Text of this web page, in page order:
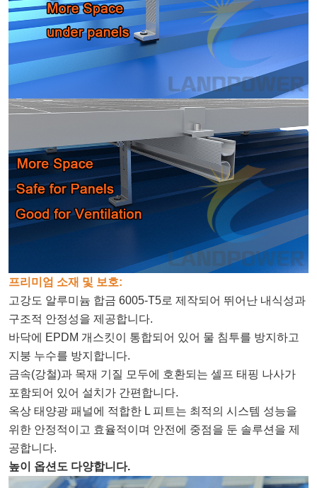
프리미엄 소재 및 보호:
고강도 알루미늄 합금 6005-T5로 제작되어 뛰어난 내식성과
구조적 안정성을 제공합니다.
바닥에 EPDM 개스킷이 통합되어 있어 물 침투를 방지하고
지붕 누수를 방지합니다.
금속(강철)과 목재 기질 모두에 호환되는 셀프 태핑 나사가
포함되어 있어 설치가 간편합니다.
옥상 태양광 패널에 적합한 L 피트는 최적의 시스템 성능을
위한 안정적이고 효율적이며 안전에 중점을 둔 솔루션을 제
공합니다.
높이 옵션도 다양합니다.